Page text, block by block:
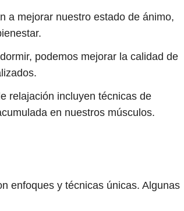
a mejorar nuestro estado de ánimo,
podemos mejorar la calidad de
relajación incluyen técnicas de
en nuestros músculos.
enfoques y técnicas únicas. Algunas